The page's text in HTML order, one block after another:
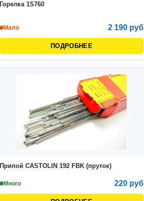
Горелка 1S760
Мало 2 190 руб
ПОДРОБНЕЕ
Припой CASTOLIN 192 FBK (пруток)
Много 220 руб